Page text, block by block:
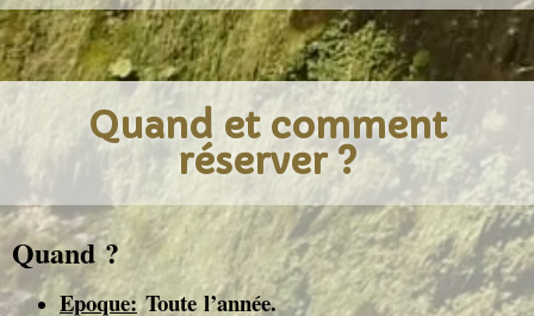
Quand et comment
réserver ?
Quand ?
Epoque:Toute l’année.